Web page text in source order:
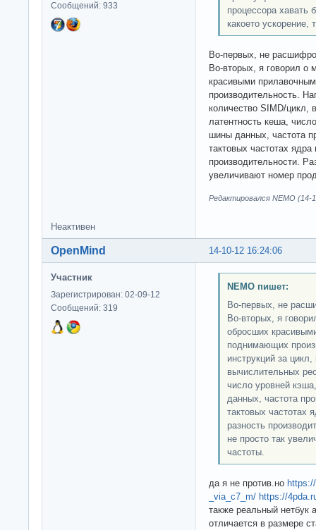
Сообщений: 933
процессора хавать
какоето ускорение,
Во-первых, не
Во-вторых, я говорил о
красивыми
производительность.
количество SIMD/цикл,
латентность кеша,
шины данных, частота
тактовых частотах
производительности.
увеличивают номер
Редактировался NEMO (14-
Неактивен
14-10-12 16:24:06
OpenMind
Участник
Зарегистрирован: 02-09-12
Сообщений: 319
NEMO пишет:
Во-первых, не
Во-вторых, я
обросших
поднимающих
инструкций за
вычислительных
число уровней
данных, частота
тактовых частотах
разность
не просто так
частоты.
да я не против.но
_via_c7_m/ https://
также реальный нетбук
отличается в размере